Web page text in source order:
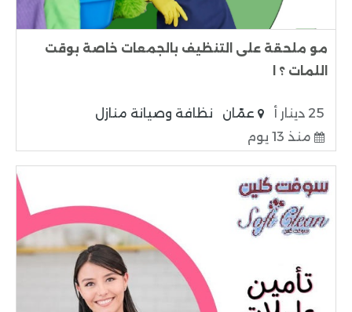
مو ملحقة على التنظيف بالجمعات خاصة بوقت
اللمات ؟ ا
25 دينار أ عمّان
نظافة وصيانة منازل
منذ 13 يوم